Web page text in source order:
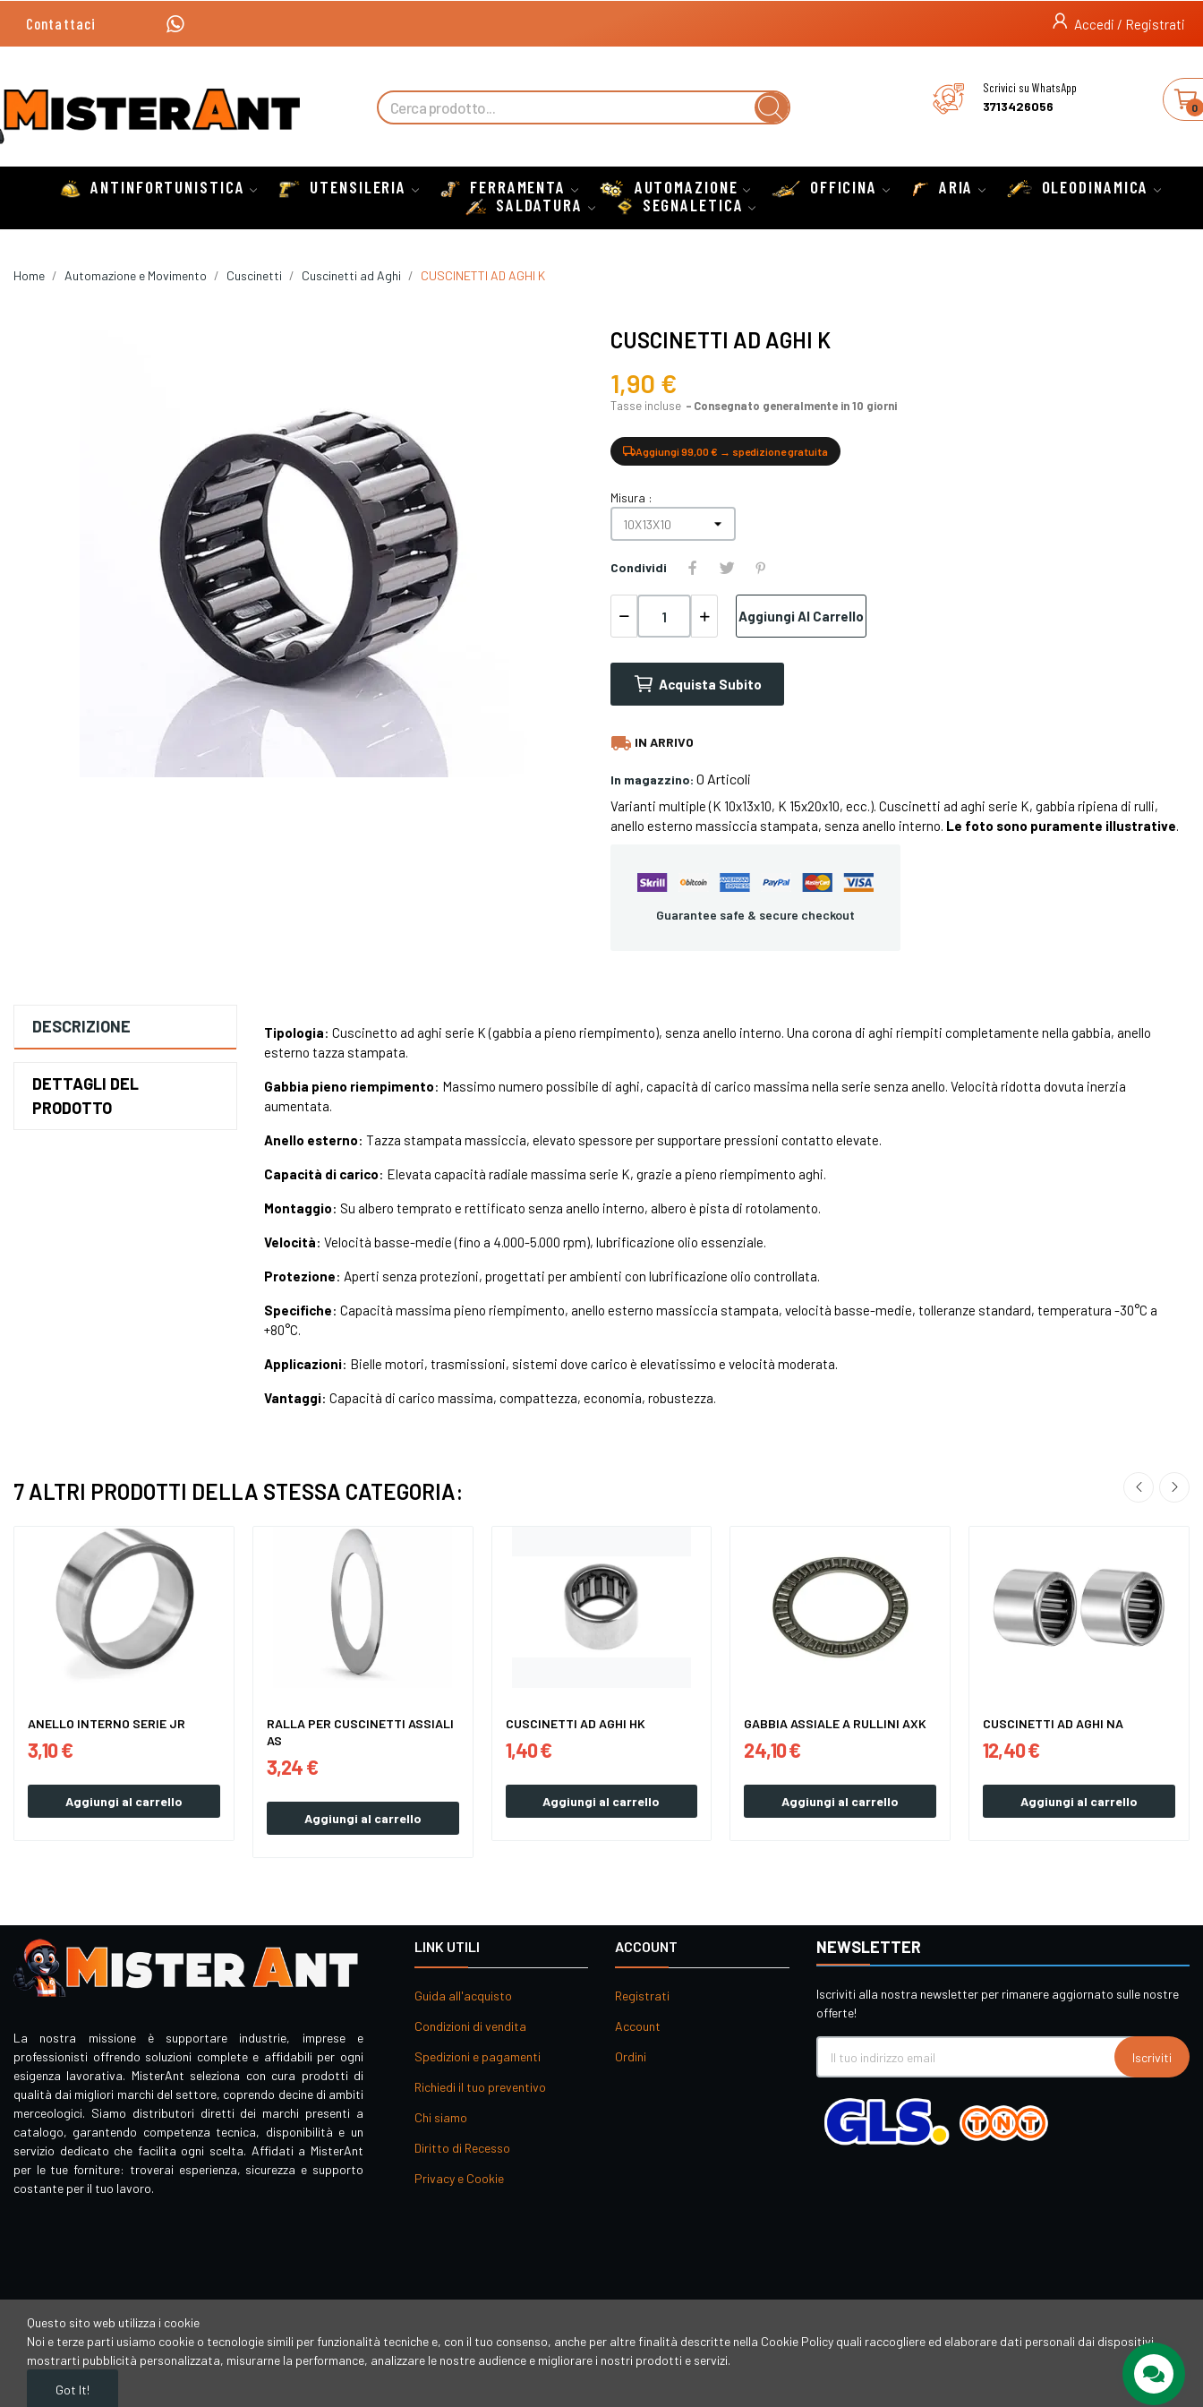
Contattaci Accedi / Registrati
0
Scrivici su WhatsApp
3713426056
ANTINFORTUNISTICA UTENSILERIA FERRAMENTA AUTOMAZIONE OFFICINA ARIA
OLEODINAMICA
SALDATURA
SEGNALETICA
Home Automazione e Movimento Cuscinetti Cuscinetti ad Aghi CUSCINETTI AD AGHI K
CUSCINETTI AD AGHI K
1,90 €
Tasse incluse Consegnato generalmente in 10 giorni
Aggiungi 99,00 € → spedizione gratuita
Misura :
Condividi
Aggiungi Al Carrello
Acquista Subito
local_shipping IN ARRIVO
In magazzino: 0 Articoli
Varianti multiple (K 10x13x10, K 15x20x10, ecc.). Cuscinetti ad aghi serie K, gabbia ripiena di rulli,
anello esterno massiccia stampata, senza anello interno. Le foto sono puramente illustrative.
Guarantee safe & secure checkout
DESCRIZIONE
DETTAGLI DEL
PRODOTTO
Tipologia: Cuscinetto ad aghi serie K (gabbia a pieno riempimento), senza anello interno. Una corona di aghi riempiti completamente nella gabbia, anello
esterno tazza stampata.
Gabbia pieno riempimento: Massimo numero possibile di aghi, capacità di carico massima nella serie senza anello. Velocità ridotta dovuta inerzia
aumentata.
Anello esterno: Tazza stampata massiccia, elevato spessore per supportare pressioni contatto elevate.
Capacità di carico: Elevata capacità radiale massima serie K, grazie a pieno riempimento aghi.
Montaggio: Su albero temprato e rettificato senza anello interno, albero è pista di rotolamento.
Velocità: Velocità basse-medie (fino a 4.000-5.000 rpm), lubrificazione olio essenziale.
Protezione: Aperti senza protezioni, progettati per ambienti con lubrificazione olio controllata.
Specifiche: Capacità massima pieno riempimento, anello esterno massiccia stampata, velocità basse-medie, tolleranze standard, temperatura -30°C a
+80°C.
Applicazioni: Bielle motori, trasmissioni, sistemi dove carico è elevatissimo e velocità moderata.
Vantaggi: Capacità di carico massima, compattezza, economia, robustezza.
7 ALTRI PRODOTTI DELLA STESSA CATEGORIA:
ANELLO INTERNO SERIE JR
3,10 €
Aggiungi al carrello
RALLA PER CUSCINETTI ASSIALI
AS
3,24 €
Aggiungi al carrello
CUSCINETTI AD AGHI HK
1,40 €
Aggiungi al carrello
GABBIA ASSIALE A RULLINI AXK
24,10 €
Aggiungi al carrello
CUSCINETTI AD AGHI NA
12,40 €
Aggiungi al carrello
La nostra missione è supportare industrie, imprese e
professionisti offrendo soluzioni complete e affidabili per ogni
esigenza lavorativa. MisterAnt seleziona con cura prodotti di
qualità dai migliori marchi del settore, coprendo decine di ambiti
merceologici. Siamo distributori diretti dei marchi presenti a
catalogo, garantendo competenza tecnica, disponibilità e un
servizio dedicato che facilita ogni scelta. Affidati a MisterAnt
per le tue forniture: troverai esperienza, sicurezza e supporto
costante per il tuo lavoro.
LINK UTILI
Guida all'acquisto
Condizioni di vendita
Spedizioni e pagamenti
Richiedi il tuo preventivo
Chi siamo
Diritto di Recesso
Privacy e Cookie
ACCOUNT
Registrati
Account
Ordini
NEWSLETTER
Iscriviti alla nostra newsletter per rimanere aggiornato sulle nostre
offerte!
Iscriviti
Mister Ant è un brand di proprietà della
Vincenzo Megna Sas di Megna Vincenzo & C
Questo sito web utilizza i cookie
Noi e terze parti usiamo cookie o tecnologie simili per funzionalità tecniche e, con il tuo consenso, anche per altre finalità descritte nella Cookie Policy quali raccogliere ed elaborare dati personali dai dispositivi,
mostrarti pubblicità personalizzata, misurarne la performance, analizzare le nostre audience e migliorare i nostri prodotti e servizi.
Got It!
Supporto